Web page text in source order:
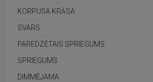
KORPUSA KRĀSA
SVARS
PAREDZĒTAIS SPRIEGUMS
SPRIEGUMS
DIMMĒJAMA